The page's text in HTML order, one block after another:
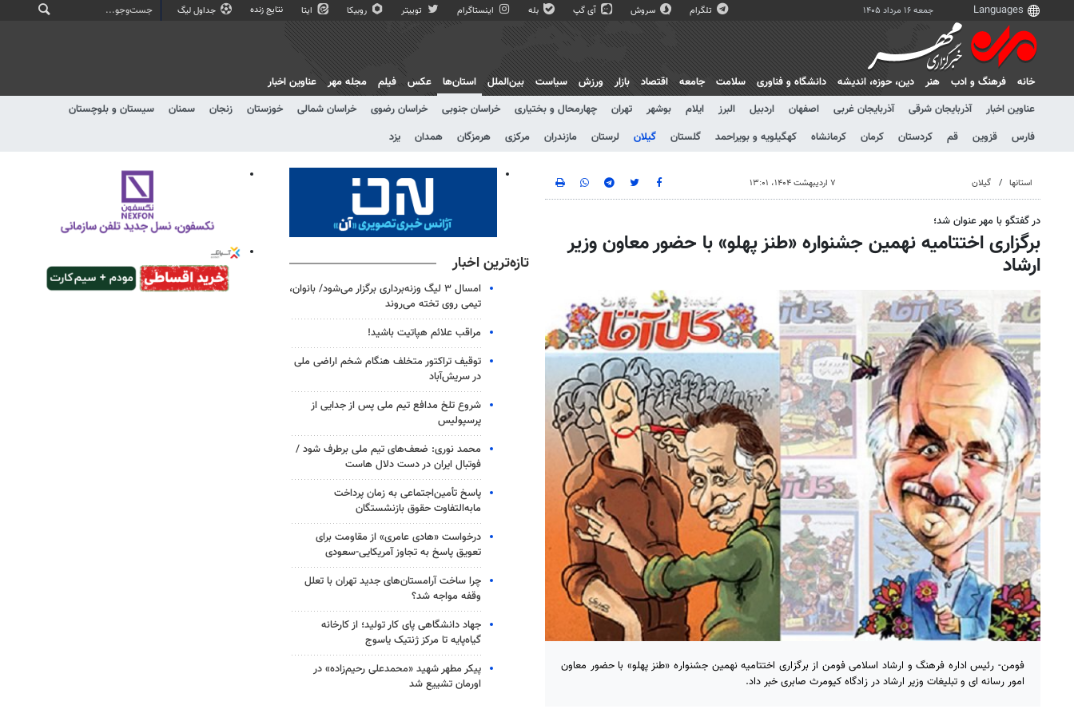
جمعه ۱۶ مرداد ۱۴۰۵ تلگرام سروش آی گپ بله اینستاگرام توییتر روبیکا ایتا نتایج زنده جداول لیگ
خانه فرهنگ و ادب هنر دين، حوزه، انديشه دانشگاه و فناوری سلامت جامعه اقتصاد بازار ورزش سیاست بین‌الملل
استان‌ها
عناوین اخبار
آذربایجان شرقی آذربایجان غربی اصفهان اردبیل البرز ایلام بوشهر تهران چهارمحال و بختیاری خراسان جنوبی خراسان رضوی خراسان شمالی خوزستان زنجان سمنان
سیستان و بلوچستان
فارس
قزوین قم کردستان کرمان کرمانشاه کهگیلویه و بویراحمد گلستان گیلان لرستان مازندران مرکزی هرمزگان همدان یزد
عکس فیلم مجله مهر عناوین اخبار
استانها گیلان ۷ اردیبهشت ۱۴۰۴، ۱۳:۰۱
در گفتگو با مهر عنوان شد؛
برگزاری اختتامیه نهمین جشنواره «طنز پهلو» با حضور معاون وزیر
ارشاد
فومن- رئیس اداره فرهنگ و ارشاد اسلامی فومن از برگزاری اختتامیه نهمین جشنواره «طنز پهلو» با حضور معاون
امور رسانه ای و تبلیغات وزیر ارشاد در زادگاه کیومرث صابری خبر داد.
تازه‌ترین اخبار
امسال ۳ لیگ وزنه‌برداری برگزار می‌شود/ بانوان،
تیمی روی تخته می‌روند
مراقب علائم هپاتیت باشید!
توقیف تراکتور متخلف هنگام شخم اراضی ملی
در سریش‌آباد
شروع تلخ مدافع تیم ملی پس از جدایی از
پرسپولیس
محمد نوری: ضعف‌های تیم ملی برطرف شود /
فوتبال ایران در دست دلال هاست
پاسخ تأمین‌اجتماعی به زمان پرداخت
مابه‌التفاوت حقوق بازنشستگان
درخواست «هادی عامری» از مقاومت برای
تعویق پاسخ به تجاوز آمریکایی-سعودی
چرا ساخت آرامستان‌های جدید تهران با تعلل
وقفه مواجه شد؟
جهاد دانشگاهی پای کار تولید؛ از کارخانه
گیاه‌پایه تا مرکز ژنتیک یاسوج
پیکر مطهر شهید «محمدعلی رحیم‌زاده» در
اورمان تشییع شد